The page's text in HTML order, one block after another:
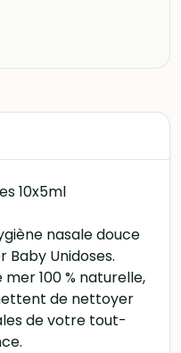
10x5ml
nasale douce
Unidoses.
mer 100 % naturelle,
de nettoyer
de votre tout-